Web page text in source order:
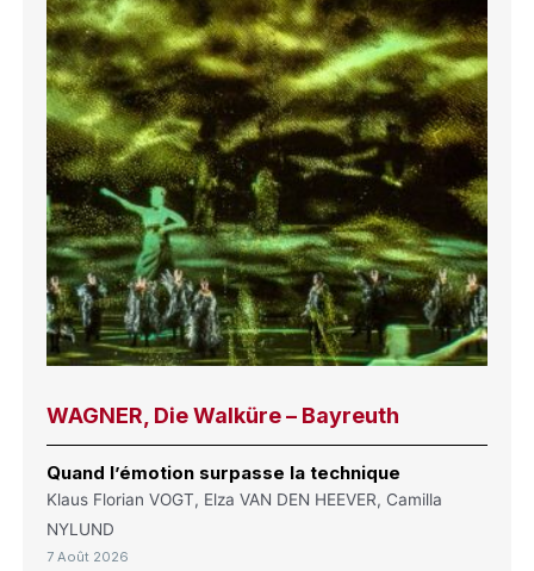
WAGNER, Die Walküre – Bayreuth
Quand l’émotion surpasse la technique
Klaus Florian VOGT, Elza VAN DEN HEEVER, Camilla
NYLUND
7 Août 2026